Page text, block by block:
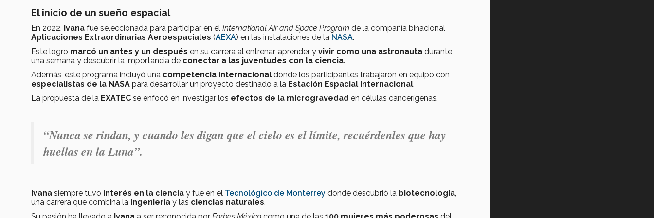
El inicio de un sueño espacial
En 2022, Ivana fue seleccionada para participar en el International Air and Space Program de la compañía binacional
Aplicaciones Extraordinarias Aeroespaciales (AEXA) en las instalaciones de la NASA.
Este logro marcó un antes y un después en su carrera al entrenar, aprender y vivir como una astronauta durante
una semana y descubrir la importancia de conectar a las juventudes con la ciencia.
Además, este programa incluyó una competencia internacional donde los participantes trabajaron en equipo con
especialistas de la NASA para desarrollar un proyecto destinado a la Estación Espacial Internacional.
La propuesta de la EXATEC se enfocó en investigar los efectos de la microgravedad en células cancerígenas.
“Nunca se rindan, y cuando les digan que el cielo es el límite, recuérdenles que hay
huellas en la Luna”.
Ivana siempre tuvo interés en la ciencia y fue en el Tecnológico de Monterrey donde descubrió la biotecnología,
una carrera que combina la ingeniería y las ciencias naturales.